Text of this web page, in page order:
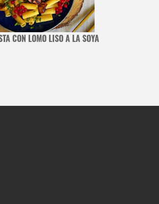
CON LOMO LISO A LA SOYA